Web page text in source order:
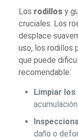
Los rodillos y
cruciales. Los
desplace
uso, los rodillos
que puede
recomendable:
Limpiar
daño o